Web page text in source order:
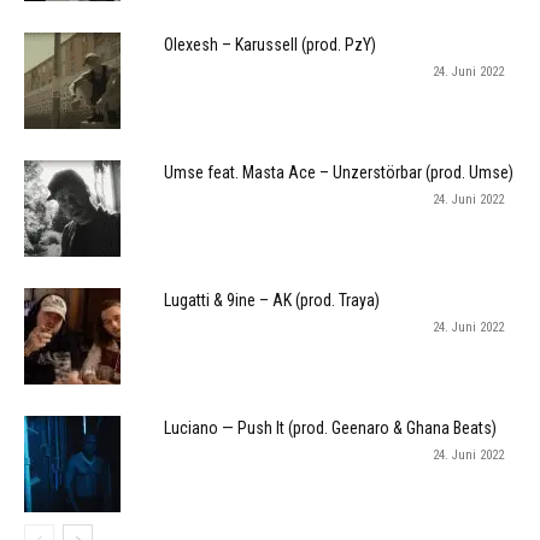
Olexesh – Karussell (prod. PzY)
24. Juni 2022
Umse feat. Masta Ace – Unzerstörbar (prod. Umse)
24. Juni 2022
Lugatti & 9ine – AK (prod. Traya)
24. Juni 2022
Luciano — Push It (prod. Geenaro & Ghana Beats)
24. Juni 2022